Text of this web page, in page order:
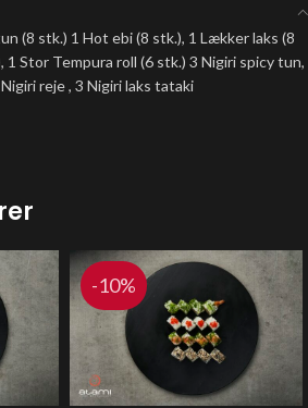
(8 stk.) 1 Hot ebi (8 stk.), 1 Lækker laks (8
1 Stor Tempura roll (6 stk.) 3 Nigiri spicy tun,
reje , 3 Nigiri laks tataki
-10%